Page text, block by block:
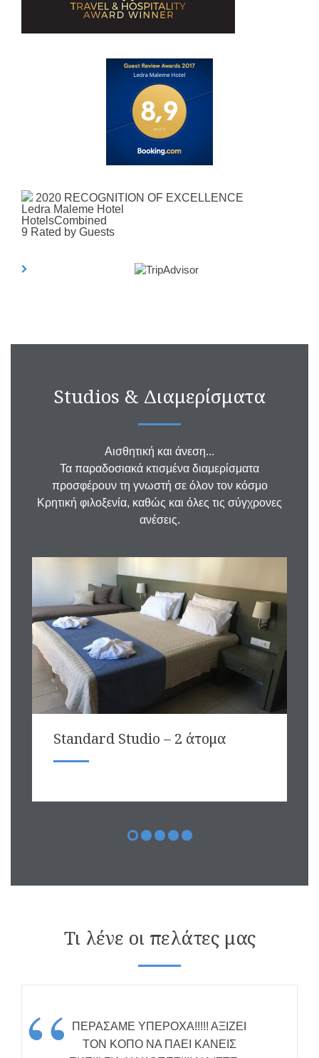
2020 RECOGNITION OF EXCELLENCE
Ledra Maleme Hotel
HotelsCombined
9 Rated by Guests
Studios & Διαμερίσματα
Αισθητική και άνεση...
Τα παραδοσιακά κτισμένα διαμερίσματα
προσφέρουν τη γνωστή σε όλον τον κόσμο
Κρητική φιλοξενία, καθώς και όλες τις σύγχρονες
ανέσεις.
Standard Studio – 2 άτομα
Τι λένε οι πελάτες μας
ΠΕΡΑΣΑΜΕ ΥΠΕΡΟΧΑ!!!!! ΑΞΙΖΕΙ
ΤΟΝ ΚΟΠΟ ΝΑ ΠΑΕΙ ΚΑΝΕΙΣ